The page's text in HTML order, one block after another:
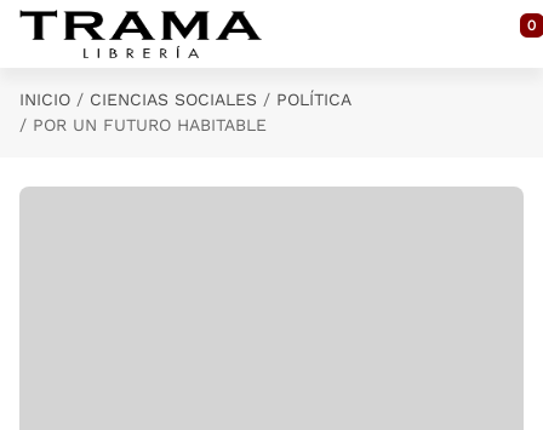
Saltar al contenido principal
0
INICIO CIENCIAS SOCIALES
POLÍTICA
POR UN FUTURO HABITABLE